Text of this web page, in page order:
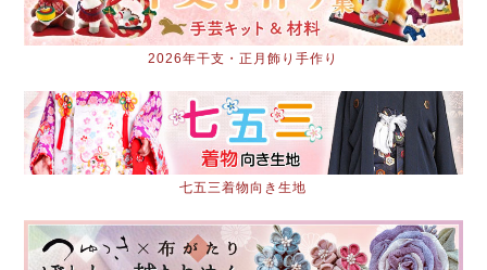
2026年干支・正月飾り手作り
七五三着物向き生地